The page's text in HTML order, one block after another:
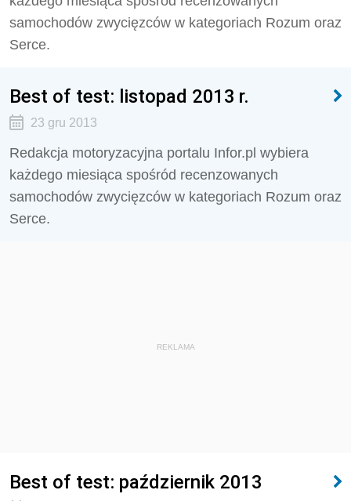
samochodów zwycięzców w kategoriach Rozum oraz
Serce.
Best of test: listopad 2013 r.
23 gru 2013
Redakcja motoryzacyjna portalu Infor.pl wybiera
każdego miesiąca spośród recenzowanych
samochodów zwycięzców w kategoriach Rozum oraz
Serce.
REKLAMA
Best of test: październik 2013